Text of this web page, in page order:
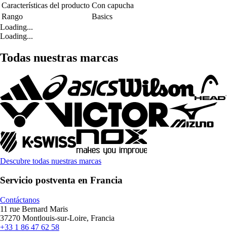
Características del producto Con capucha
Rango
Basics
Loading...
Loading...
Todas nuestras marcas
Descubre todas nuestras marcas
Servicio postventa en Francia
Contáctanos
11 rue Bernard Maris
37270 Montlouis-sur-Loire, Francia
+33 1 86 47 62 58